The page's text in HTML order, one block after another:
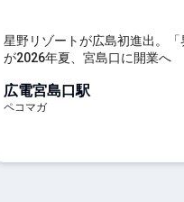
星野リゾートが広島初進出。「
が2026年夏、宮島口に開業へ
広電宮島口駅
ペコマガ